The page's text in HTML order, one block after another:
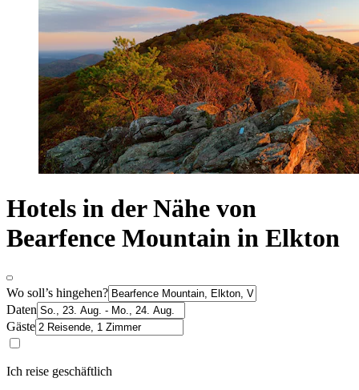
Hotels in der Nähe von
Bearfence Mountain in Elkton
Wo soll’s hingehen?
Daten
Gäste
Ich reise geschäftlich